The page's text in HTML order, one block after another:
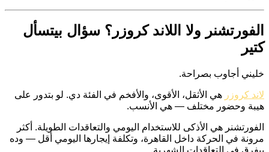
الفورتشنر ولا اللاند كروزر؟ سؤال بيتسأل
كتير
خليني أجاوب بصراحة.
لاند كروزر هي الأثقل، الأقوى، والأفخم في الفئة دي. لو بتدور على
هيبة وحضور مختلف — هي الأنسب.
الفورتشنر هي الأذكى للاستخدام اليومي والتعاقدات الطويلة. أكثر
مرونة في الحركة داخل القاهرة، وتكلفة إيجارها اليومي أقل — وده